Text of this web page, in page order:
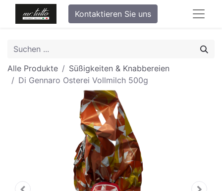
Kontaktieren Sie uns
Alle Produkte
Süßigkeiten & Knabbereien
Di Gennaro Osterei Vollmilch 500g